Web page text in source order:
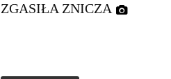
ZGASIŁA ZNICZA